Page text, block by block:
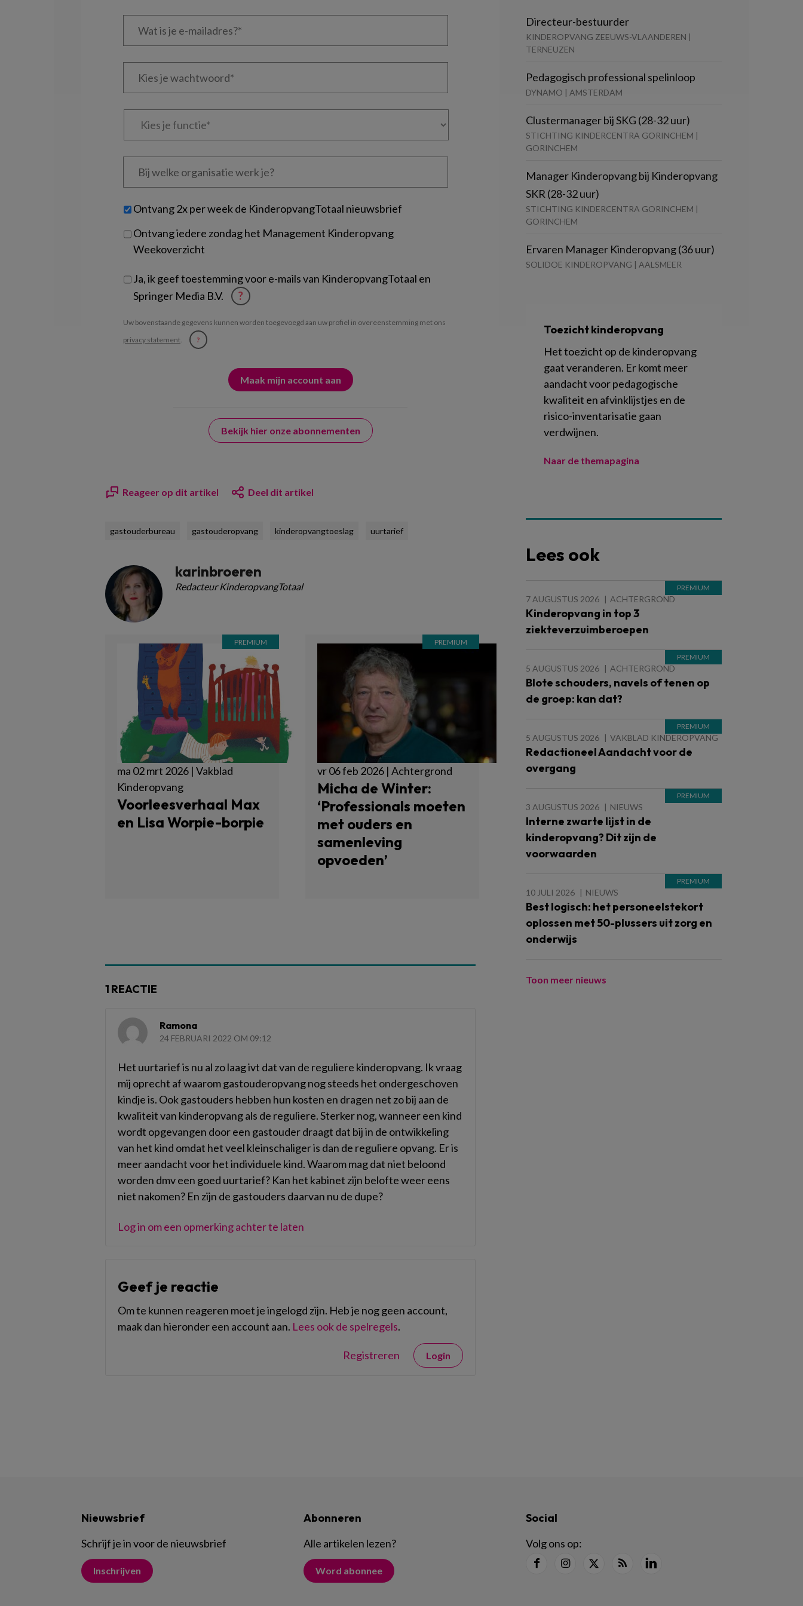
Wat
Kies
Kies
Bij
welke
je?
Untitled
Ontvang 2x per week de KinderopvangTotaal nieuwsbrief
Ontvang iedere zondag het Management Kinderopvang
Weekoverzicht
Ja, ik geef toestemming voor e-mails van KinderopvangTotaal en
Springer Media B.V.
?
Uw bovenstaande gegevens kunnen worden toegevoegd aan uw profiel in overeenstemming met ons
privacy statement. ?
Bekijk hier onze abonnementen
Reageer op dit artikel Deel dit artikel
gastouderbureau gastouderopvang kinderopvangtoeslag uurtarief
karinbroeren
Redacteur KinderopvangTotaal
ma 02 mrt 2026 | Vakblad
Kinderopvang
Voorleesverhaal Max
en Lisa Worpie-borpie
vr 06 feb 2026 | Achtergrond
Micha de Winter:
‘Professionals moeten
met ouders en
samenleving
opvoeden’
1 REACTIE
Ramona
24 FEBRUARI 2022 OM 09:12
Het uurtarief is nu al zo laag ivt dat van de reguliere kinderopvang. Ik vraag
mij oprecht af waarom gastouderopvang nog steeds het ondergeschoven
kindje is. Ook gastouders hebben hun kosten en dragen net zo bij aan de
kwaliteit van kinderopvang als de reguliere. Sterker nog, wanneer een kind
wordt opgevangen door een gastouder draagt dat bij in de ontwikkeling
van het kind omdat het veel kleinschaliger is dan de reguliere opvang. Er is
meer aandacht voor het individuele kind. Waarom mag dat niet beloond
worden dmv een goed uurtarief? Kan het kabinet zijn belofte weer eens
niet nakomen? En zijn de gastouders daarvan nu de dupe?
Log in om een opmerking achter te laten
Geef je reactie
Om te kunnen reageren moet je ingelogd zijn. Heb je nog geen account,
maak dan hieronder een account aan. Lees ook de spelregels.
Registreren Login
Directeur-bestuurder
KINDEROPVANG ZEEUWS-VLAANDEREN |
TERNEUZEN
Pedagogisch professional spelinloop
DYNAMO | AMSTERDAM
Clustermanager bij SKG (28-32 uur)
STICHTING KINDERCENTRA GORINCHEM |
GORINCHEM
Manager Kinderopvang bij Kinderopvang
SKR (28-32 uur)
STICHTING KINDERCENTRA GORINCHEM |
GORINCHEM
Ervaren Manager Kinderopvang (36 uur)
SOLIDOE KINDEROPVANG | AALSMEER
Toezicht kinderopvang
Het toezicht op de kinderopvang
gaat veranderen. Er komt meer
aandacht voor pedagogische
kwaliteit en afvinklijstjes en de
risico-inventarisatie gaan
verdwijnen.
Naar de themapagina
Lees ook
7 AUGUSTUS 2026 ACHTERGROND
Kinderopvang in top 3
ziekteverzuimberoepen
5 AUGUSTUS 2026 ACHTERGROND
Blote schouders, navels of tenen op
de groep: kan dat?
5 AUGUSTUS 2026 VAKBLAD KINDEROPVANG
Redactioneel Aandacht voor de
overgang
3 AUGUSTUS 2026 NIEUWS
Interne zwarte lijst in de
kinderopvang? Dit zijn de
voorwaarden
10 JULI 2026 NIEUWS
Best logisch: het personeelstekort
oplossen met 50-plussers uit zorg en
onderwijs
Toon meer nieuws
Nieuwsbrief
Schrijf je in voor de nieuwsbrief
Inschrijven
Abonneren
Alle artikelen lezen?
Word abonnee
Social
Volg ons op: